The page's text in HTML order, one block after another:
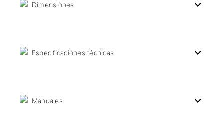
Dimensiones
Especificaciones técnicas
Manuales